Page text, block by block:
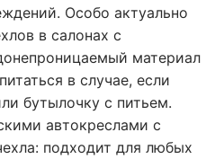
Особо актуально
в салонах с
материал
в случае, если
бутылочку с питьем.
автокреслами с
подходит для любых